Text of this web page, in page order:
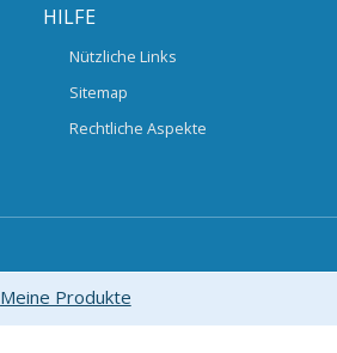
HILFE
Nützliche Links
Sitemap
Rechtliche Aspekte
Meine Produkte